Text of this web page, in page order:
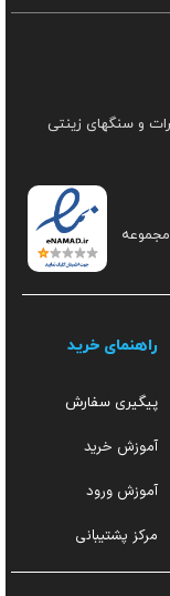
و سنگهای زینتی
مجموعه
راهنمای خرید
پیگیری سفارش
آموزش خرید
آموزش ورود
مرکز پشتیبانی